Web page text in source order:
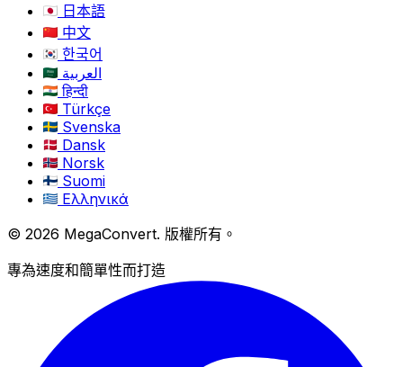
日本語
中文
한국어
العربية
हिन्दी
Türkçe
Svenska
Dansk
Norsk
Suomi
Ελληνικά
© 2026 MegaConvert. 版權所有。
專為速度和簡單性而打造